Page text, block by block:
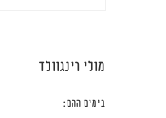
מולי רינגוולד
בימים ההם: